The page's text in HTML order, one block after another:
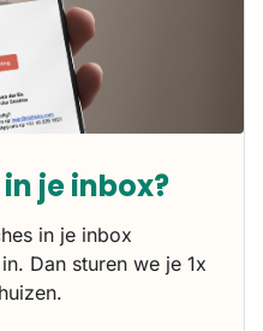
je inbox?
in je inbox
Dan sturen we je 1x